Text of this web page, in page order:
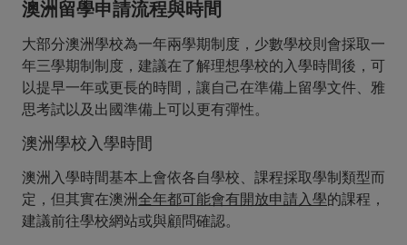
澳洲留學申請流程與時間
大部分澳洲學校為一年兩學期制度，少數學校則會採取一
年三學期制制度，建議在了解理想學校的入學時間後，可
以提早一年或更長的時間，讓自己在準備上留學文件、雅
思考試以及出國準備上可以更有彈性。
澳洲學校入學時間
澳洲入學時間基本上會依各自學校、課程採取學制類型而
定，但其實在澳洲全年都可能會有開放申請入學的課程，
建議前往學校網站或與顧問確認。